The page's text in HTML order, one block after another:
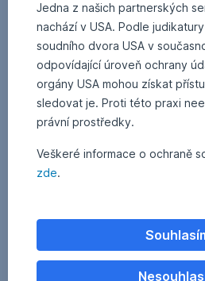
Jedna z našich partnerských
nachází v USA. Podle
soudního dvora USA v
odpovídající úroveň ochrany
orgány USA mohou získat
sledovat je. Proti této praxi
právní prostředky.
Veškeré informace o ochraně
zde.